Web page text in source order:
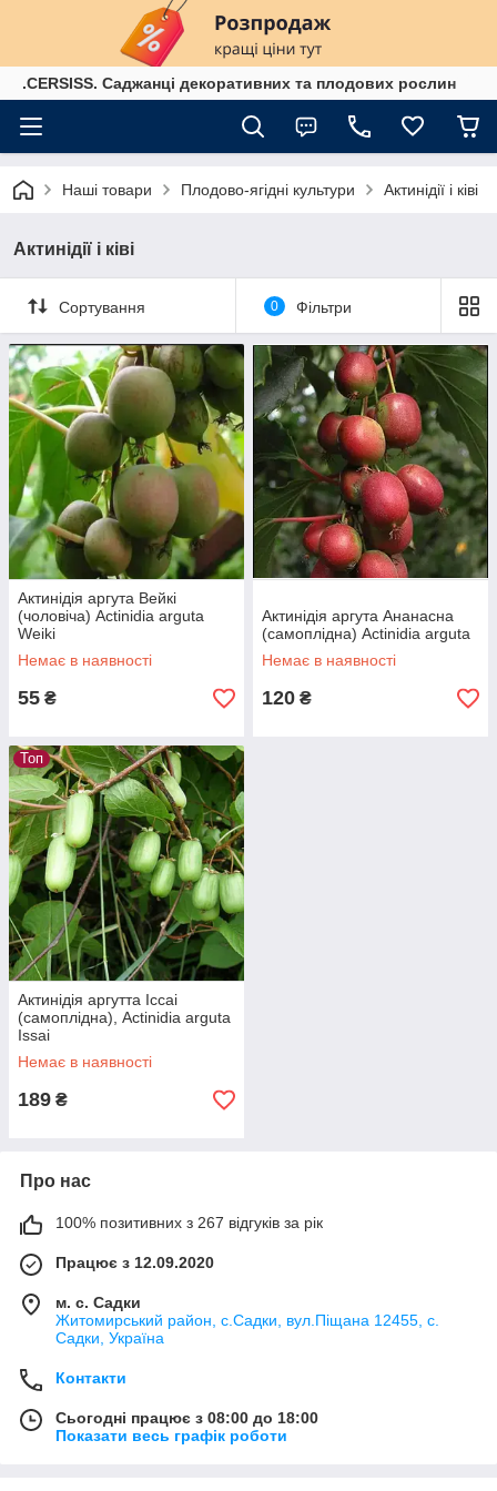
.CERSISS. Саджанці декоративних та плодових рослин
Наші товари Плодово-ягідні культури Актинідії і ківі
Актинідії і ківі
Сортування 0 Фільтри
Актинідія аргута Вейкі
(чоловіча) Actinidia arguta
Weiki
Немає в наявності
55 ₴
Актинідія аргута Ананасна
(самоплідна) Actinidia arguta
Немає в наявності
120 ₴
Топ
Актинідія аргутта Іссаі
(самоплідна), Actinidia arguta
Issai
Немає в наявності
189 ₴
Про нас
100% позитивних з 267 відгуків за рік
Працює з 12.09.2020
м. с. Садки
Житомирський район, с.Садки, вул.Піщана 12455, с.
Садки, Україна
Контакти
Сьогодні працює з 08:00 до 18:00
Показати весь графік роботи